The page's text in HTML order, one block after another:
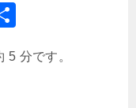
5 分です。